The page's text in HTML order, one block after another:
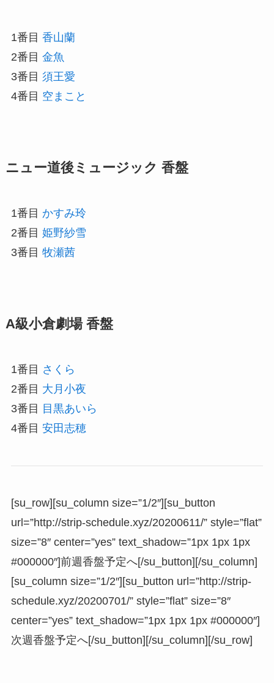
1番目 香山蘭
2番目 金魚
3番目 須王愛
4番目 空まこと
ニュー道後ミュージック 香盤
1番目 かすみ玲
2番目 姫野紗雪
3番目 牧瀬茜
A級小倉劇場 香盤
1番目 さくら
2番目 大月小夜
3番目 目黒あいら
4番目 安田志穂
[su_row][su_column size=”1/2″][su_button
url=”http://strip-schedule.xyz/20200611/” style=”flat”
size=”8″ center=”yes” text_shadow=”1px 1px 1px
#000000″]前週香盤予定へ[/su_button][/su_column]
[su_column size=”1/2″][su_button url=”http://strip-
schedule.xyz/20200701/” style=”flat” size=”8″
center=”yes” text_shadow=”1px 1px 1px #000000″]
次週香盤予定へ[/su_button][/su_column][/su_row]